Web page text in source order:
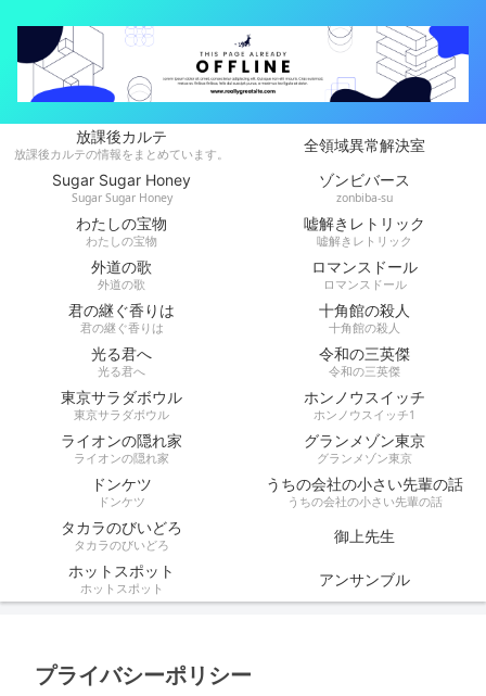
放課後カルテ
放課後カルテの情報をまとめています。
全領域異常解決室
Sugar Sugar Honey
Sugar Sugar Honey
ゾンビバース
zonbiba-su
わたしの宝物
わたしの宝物
嘘解きレトリック
嘘解きレトリック
外道の歌
外道の歌
ロマンスドール
ロマンスドール
君の継ぐ香りは
君の継ぐ香りは
十角館の殺人
十角館の殺人
光る君へ
光る君へ
令和の三英傑
令和の三英傑
東京サラダボウル
東京サラダボウル
ホンノウスイッチ
ホンノウスイッチ1
ライオンの隠れ家
ライオンの隠れ家
グランメゾン東京
グランメゾン東京
ドンケツ
ドンケツ
うちの会社の小さい先輩の話
うちの会社の小さい先輩の話
タカラのびいどろ
タカラのびいどろ
御上先生
ホットスポット
ホットスポット アンサンブル
プライバシーポリシー